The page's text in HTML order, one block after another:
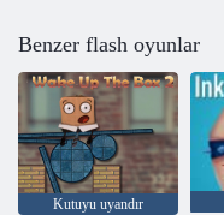
Benzer flash oyunlar
Kutuyu uyandır